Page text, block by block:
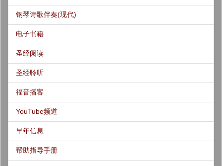
钢琴诗歌伴奏(现代)
电子书籍
圣经阅读
圣经聆听
福音播客
YouTube频道
早年信息
帮助指导手册